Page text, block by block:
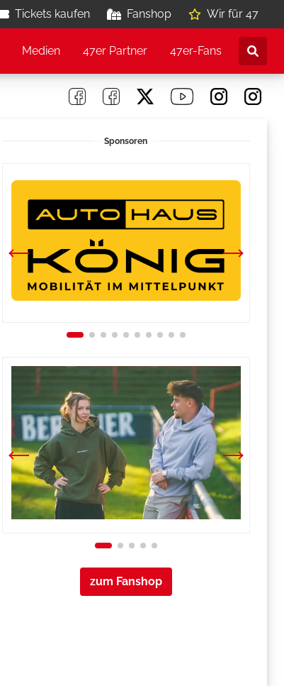
Tickets kaufen Fanshop Wir für 47
Medien 47er Partner 47er-Fans
Sponsoren
zum Fanshop